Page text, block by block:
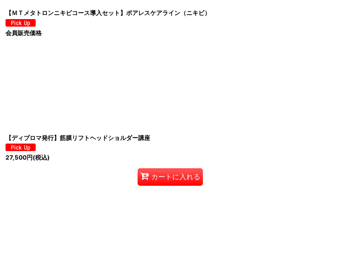
【ＭＴメタトロンニキビコース導入セット】ポアレスケアライン（ニキビ）
会員販売価格
【ディプロマ発行】筋膜リフトヘッドショルダー講座
27,500円(税込)
カートに入れる